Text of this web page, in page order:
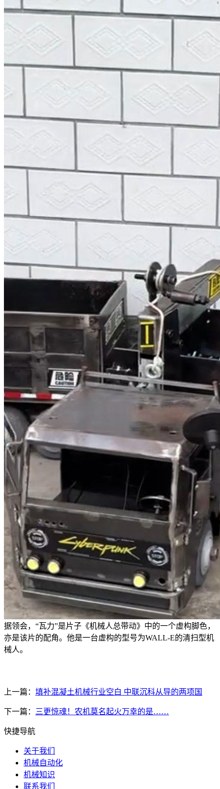
据领会，“瓦力”是片子《机械人总带动》中的一个虚构脚色，
亦是该片的配角。他是一台虚构的型号为WALL-E的清扫型机
械人。
上一篇： 填补混凝土机械行业空白 中联沉科从导的两项国
下一篇： 三更惊魂！农机莫名起火万幸的是……
快捷导航
关于我们
机械自动化
机械知识
联系我们